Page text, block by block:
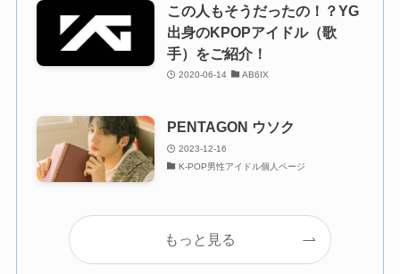
この人もそうだったの！？YG
出身のKPOPアイドル（歌
手）をご紹介！
2020-06-14 AB6IX
PENTAGON ウソク
2023-12-16
K-POP男性アイドル個人ページ
もっと見る